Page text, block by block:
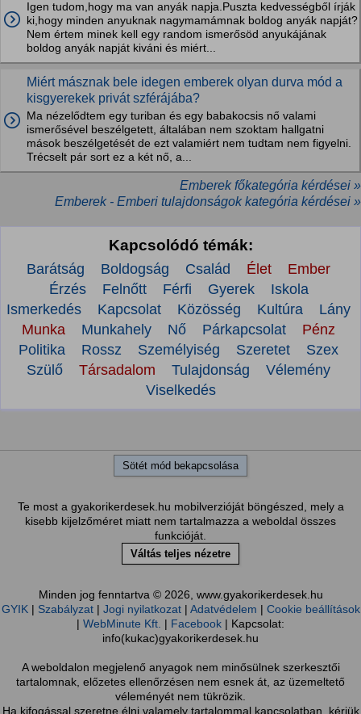
Igen tudom,hogy ma van anyák napja.Puszta kedvességből írják
ki,hogy minden anyuknak nagymamámnak boldog anyák napját?
Nem értem minek kell egy random ismerősöd anyukájának
boldog anyák napját kiváni és miért...
Miért másznak bele idegen emberek olyan durva mód a
kisgyerekek privát szférájába?
Ma nézelődtem egy turiban és egy babakocsis nő valami
ismerősével beszélgetett, általában nem szoktam hallgatni
mások beszélgetését de ezt valamiért nem tudtam nem figyelni.
Trécselt pár sort ez a két nő, a...
Emberek főkategória kérdései »
Emberek - Emberi tulajdonságok kategória kérdései »
Kapcsolódó témák:
Barátság Boldogság Család Élet
Ember
Érzés
Felnőtt Férfi Gyerek
Iskola
Ismerkedés
Kapcsolat Közösség Kultúra
Lány
Munka
Munkahely Nő Párkapcsolat
Pénz
Politika
Rossz Személyiség Szeretet
Szex
Szülő
Társadalom Tulajdonság
Vélemény
Viselkedés
Sötét mód bekapcsolása
Te most a gyakorikerdesek.hu mobilverzióját böngészed, mely a
kisebb kijelzőméret miatt nem tartalmazza a weboldal összes
funkcióját.
Váltás teljes nézetre
Minden jog fenntartva © 2026, www.gyakorikerdesek.hu
GYIK| Szabályzat| Jogi nyilatkozat| Adatvédelem | Cookie beállítások
| WebMinute Kft. | Facebook | Kapcsolat:
info(kukac)gyakorikerdesek.hu
A weboldalon megjelenő anyagok nem minősülnek szerkesztői
tartalomnak, előzetes ellenőrzésen nem esnek át, az üzemeltető
véleményét nem tükrözik.
Ha kifogással szeretne élni valamely tartalommal kapcsolatban, kérjük